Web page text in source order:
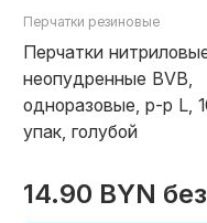
Перчатки резиновые
Перчатки
неопудренные BVB,
одноразовые, р-р L,
упак, голубой
14.90 BYN